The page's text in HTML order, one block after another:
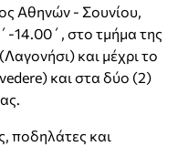
Αθηνών - Σουνίου,
14.00΄, στο τμήμα της
και μέχρι το
και στα δύο (2)
ποδηλάτες και